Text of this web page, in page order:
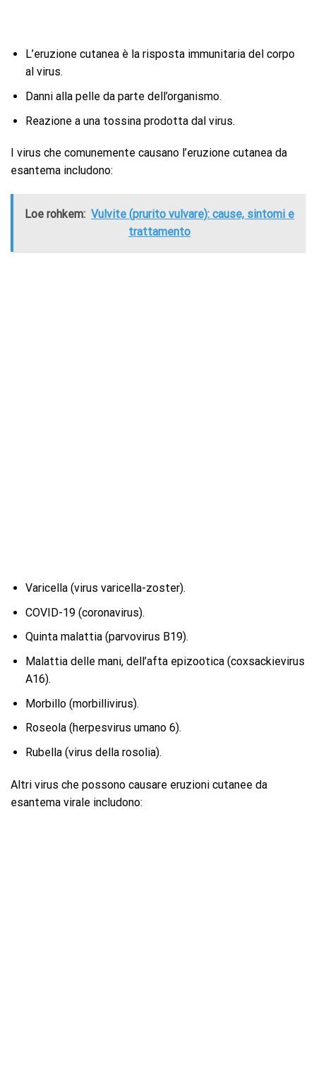
L’eruzione cutanea è la risposta immunitaria del corpo
al virus.
Danni alla pelle da parte dell’organismo.
Reazione a una tossina prodotta dal virus.
I virus che comunemente causano l’eruzione cutanea da
esantema includono:
Loe rohkem: Vulvite (prurito vulvare): cause, sintomi e
trattamento
Varicella (virus varicella-zoster).
COVID-19 (coronavirus).
Quinta malattia (parvovirus B19).
Malattia delle mani, dell’afta epizootica (coxsackievirus
A16).
Morbillo (morbillivirus).
Roseola (herpesvirus umano 6).
Rubella (virus della rosolia).
Altri virus che possono causare eruzioni cutanee da
esantema virale includono: